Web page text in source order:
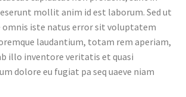
: ATTEMPT TO
"POST_EXCERPT" ON
mollit anim id est laborum. Sed ut
omnis iste natus error sit voluptatem
laudantium, totam rem aperiam,
illo inventore veritatis et quasi
dolore eu fugiat pa seq uaeve niam